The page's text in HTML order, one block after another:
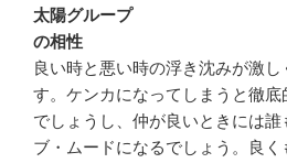
太陽グループ
の相性
良い時と悪い時の浮き沈みが激
す。ケンカになってしまうと徹底
でしょうし、仲が良いときには
ブ・ムードになるでしょう。良